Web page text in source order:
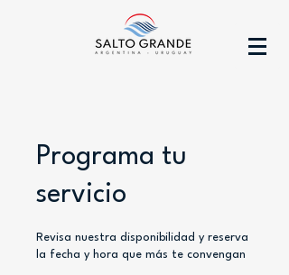
Programa tu
servicio
Revisa nuestra disponibilidad y reserva
la fecha y hora que más te convengan